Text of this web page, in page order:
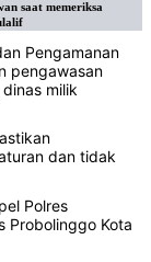
saat memeriksa
Pengamanan
pengawasan
milik
dan tidak
Polres
Probolinggo Kota